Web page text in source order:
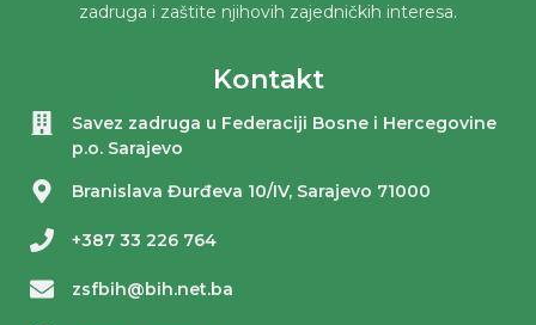
zadruga i zaštite njihovih zajedničkih interesa.
Kontakt
Savez zadruga u Federaciji Bosne i Hercegovine
p.o. Sarajevo
Branislava Đurđeva 10/IV, Sarajevo 71000
+387 33 226 764
zsfbih@bih.net.ba